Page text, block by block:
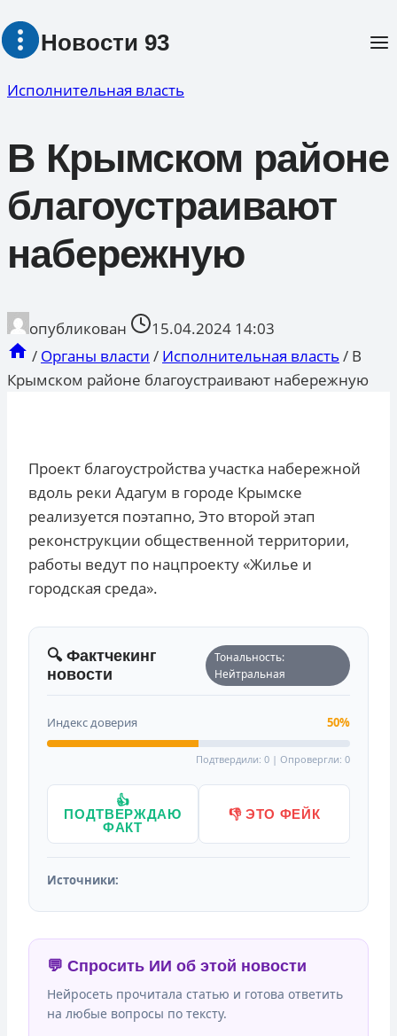
Перейти
Новости 93
Исполнительная власть
В Крымском районе
благоустраивают
набережную
опубликован
15.04.2024 14:03
/ Органы власти / Исполнительная власть / В
Крымском районе благоустраивают набережную
Проект благоустройства участка набережной
вдоль реки Адагум в городе Крымске
реализуется поэтапно, Это второй этап
реконструкции общественной территории,
работы ведут по нацпроекту «Жилье и
городская среда».
🔍 Фактчекинг
новости
Тональность:
Нейтральная
Индекс доверия 50%
Подтвердили: 0 | Опровергли: 0
👍
ПОДТВЕРЖДАЮ
ФАКТ
👎 ЭТО ФЕЙК
Источники:
💬 Спросить ИИ об этой новости
Нейросеть прочитала статью и готова ответить
на любые вопросы по тексту.